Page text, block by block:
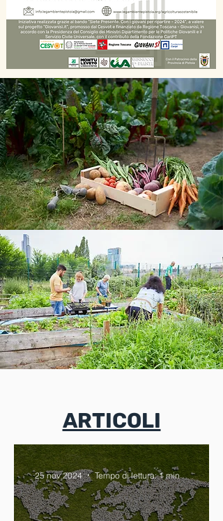
ARTICOLI
25 nov 2024 Tempo di lettura: 1 min